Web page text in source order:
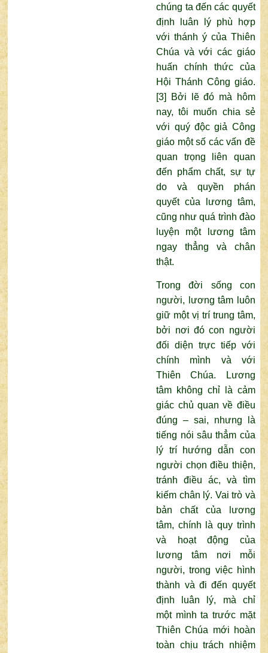
chúng ta đến các quyết
định luân lý phù hợp
với thánh ý của Thiên
Chúa và với các giáo
huấn chính thức của
Hội Thánh Công giáo.
[3]
Bởi lẽ đó mà hôm
nay, tôi muốn chia sẻ
với quý độc giả Công
giáo một số các vấn đề
quan trọng liên quan
đến phẩm chất, sự tự
do và quyền phán
quyết của lương tâm,
cũng như quá trình đào
luyện một lương tâm
ngay thẳng và chân
thật.
Trong đời sống con
người, lương tâm luôn
giữ một vị trí trung tâm,
bởi nơi đó con người
đối diện trực tiếp với
chính mình và với
Thiên Chúa. Lương
tâm không chỉ là cảm
giác chủ quan về điều
đúng – sai, nhưng là
tiếng nói sâu thẳm của
lý trí hướng dẫn con
người chọn điều thiện,
tránh điều ác, và tìm
kiếm chân lý. Vai trò và
bản chất của lương
tâm, chính là quy trình
và hoạt động của
lương tâm nơi mỗi
người, trong việc hình
thành và đi đến quyết
định luân lý, mà chỉ
một mình ta trước mặt
Thiên Chúa mới hoàn
toàn chịu trách nhiệm